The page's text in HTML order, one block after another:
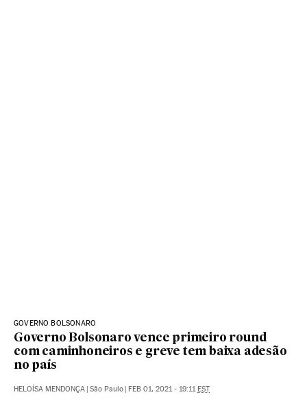
GOVERNO BOLSONARO
Governo Bolsonaro vence primeiro round
com caminhoneiros e greve tem baixa adesão
no país
HELOÍSA MENDONÇA São Paulo FEB 01, 2021 - 19:11 EST